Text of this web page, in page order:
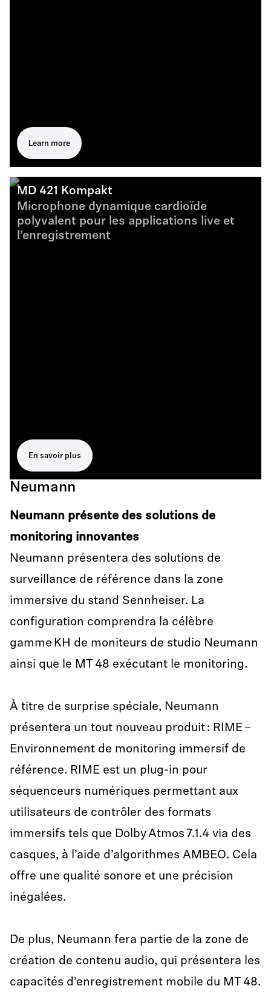
Learn more
MD 421 Kompakt
Microphone dynamique cardioïde
polyvalent pour les applications live et
l’enregistrement
En savoir plus
Neumann
Neumann présente des solutions de
monitoring innovantes
Neumann présentera des solutions de
surveillance de référence dans la zone
immersive du stand Sennheiser. La
configuration comprendra la célèbre
gamme KH de moniteurs de studio Neumann
ainsi que le MT 48 exécutant le monitoring.
À titre de surprise spéciale, Neumann
présentera un tout nouveau produit : RIME –
Environnement de monitoring immersif de
référence. RIME est un plug-in pour
séquenceurs numériques permettant aux
utilisateurs de contrôler des formats
immersifs tels que Dolby Atmos 7.1.4 via des
casques, à l’aide d’algorithmes AMBEO. Cela
offre une qualité sonore et une précision
inégalées.
De plus, Neumann fera partie de la zone de
création de contenu audio, qui présentera les
capacités d’enregistrement mobile du MT 48.